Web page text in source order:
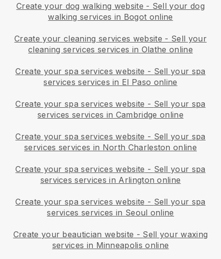
Create your dog walking website - Sell your dog
walking services in Bogot online
Create your cleaning services website - Sell your
cleaning services services in Olathe online
Create your spa services website - Sell your spa
services services in El Paso online
Create your spa services website - Sell your spa
services services in Cambridge online
Create your spa services website - Sell your spa
services services in North Charleston online
Create your spa services website - Sell your spa
services services in Arlington online
Create your spa services website - Sell your spa
services services in Seoul online
Create your beautician website - Sell your waxing
services in Minneapolis online